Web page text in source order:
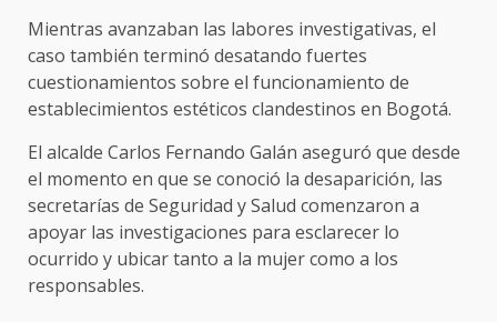
Mientras avanzaban las labores investigativas, el
caso también terminó desatando fuertes
cuestionamientos sobre el funcionamiento de
establecimientos estéticos clandestinos en Bogotá.
El alcalde Carlos Fernando Galán aseguró que desde
el momento en que se conoció la desaparición, las
secretarías de Seguridad y Salud comenzaron a
apoyar las investigaciones para esclarecer lo
ocurrido y ubicar tanto a la mujer como a los
responsables.